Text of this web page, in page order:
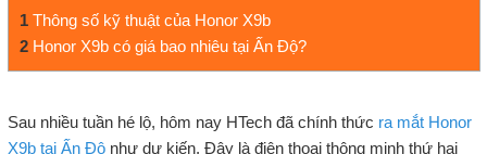
1 Thông số kỹ thuật của Honor X9b
2 Honor X9b có giá bao nhiêu tại Ấn Độ?
Sau nhiều tuần hé lộ, hôm nay HTech đã chính thức ra mắt Honor
X9b tại Ấn Độnhư dự kiến. Đây là điện thoại thông minh thứ hai